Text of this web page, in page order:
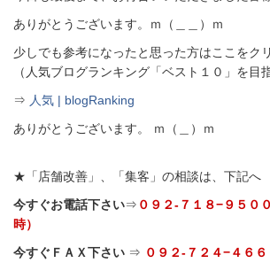
ありがとうございます。ｍ（＿＿）ｍ
少しでも参考になったと思った方はここをク
（人気ブログランキング「ベスト１０」を目
⇒ 人気 | blogRanking
ありがとうございます。 ｍ（＿）ｍ
★「店舗改善」、「集客」の相談は、下記へ
今すぐお電話下さい⇒ ０９２-７１８−９５０
時）
今すぐＦＡＸ下さい ⇒ ０９２-７２４−４６６